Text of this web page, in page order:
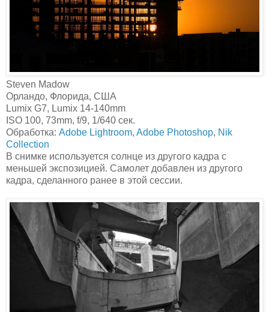
Steven Madow‎
Орландо, Флорида, США
Lumix G7, Lumix 14-140mm
ISO 100, 73mm, f/9, 1/640 сек.
Обработка: Adobe Lightroom, Adobe Photoshop, Nik
Collection
В снимке используется солнце из другого кадра с
меньшей экспозицией. Самолет добавлен из другого
кадра, сделанного ранее в этой сессии.